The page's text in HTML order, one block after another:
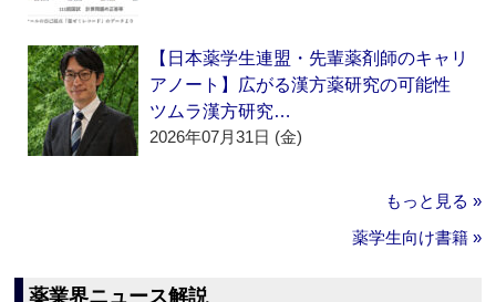
【日本薬学生連盟・先輩薬剤師のキャリ
アノート】広がる漢方薬研究の可能性
ツムラ漢方研究…
2026年07月31日 (金)
もっと見る »
薬学生向け書籍 »
薬業界ニュース解説